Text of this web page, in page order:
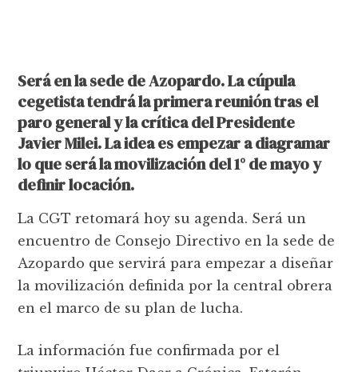
Será en la sede de Azopardo. La cúpula
cegetista tendrá la primera reunión tras el
paro general y la crítica del Presidente
Javier Milei. La idea es empezar a diagramar
lo que será la movilización del 1° de mayo y
definir locación.
La CGT retomará hoy su agenda. Será un
encuentro de Consejo Directivo en la sede de
Azopardo que servirá para empezar a diseñar
la movilización definida por la central obrera
en el marco de su plan de lucha.
La información fue confirmada por el